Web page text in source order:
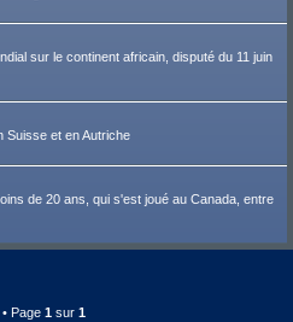
sur le continent africain, disputé du 11 juin
Suisse et en Autriche
de 20 ans, qui s'est joué au Canada, entre
Page 1 sur 1